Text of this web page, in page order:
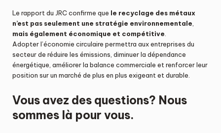
Le rapport du JRC confirme que le recyclage des métaux
n’est pas seulement une stratégie environnementale
mais également économique et compétitive
Adopter l’économie circulaire permettra aux entreprises du
secteur de réduire les émissions, diminuer la dépendance
énergétique, améliorer la balance commerciale et renforcer leur
position sur un marché de plus en plus exigeant et durable.
Vous avez des questions? Nous
sommes là pour vous.